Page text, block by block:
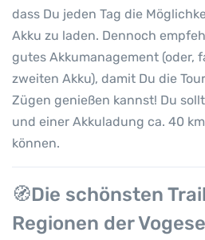
dass Du jeden Tag die
Akku zu laden. Dennoch
gutes Akkumanagement (oder,
zweiten Akku), damit Du die
Zügen genießen kannst! Du
und einer Akkuladung ca. 40
können.
🧭Die schönsten
Regionen der